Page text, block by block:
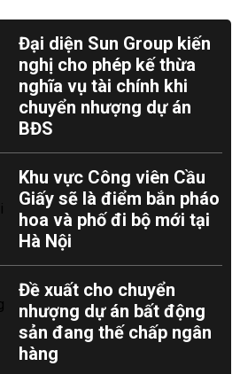
Đại diện Sun Group kiến
nghị cho phép kế thừa
nghĩa vụ tài chính khi
chuyển nhượng dự án
BĐS
Khu vực Công viên Cầu
Giấy sẽ là điểm bắn pháo
hoa và phố đi bộ mới tại
Hà Nội
Đề xuất cho chuyển
nhượng dự án bất động
sản đang thế chấp ngân
hàng